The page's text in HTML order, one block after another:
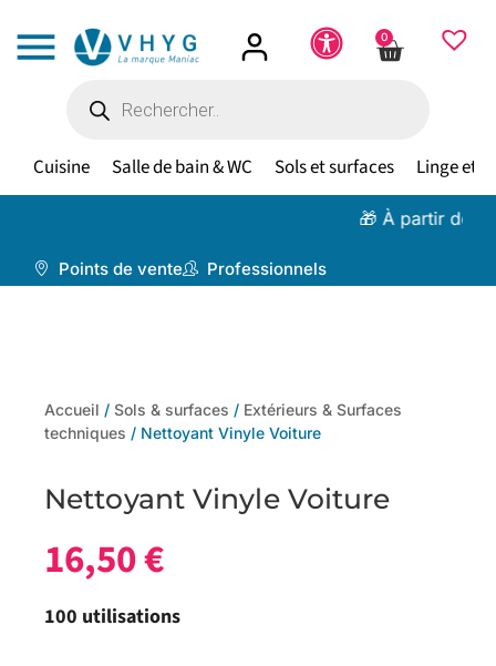
0
Cuisine Salle de bain & WC Sols et surfaces Linge et
🎁 À partir de 100 €,
Points de vente Professionnels
Accueil / Sols & surfaces / Extérieurs & Surfaces
techniques / Nettoyant Vinyle Voiture
Nettoyant Vinyle Voiture
16,50€
100 utilisations